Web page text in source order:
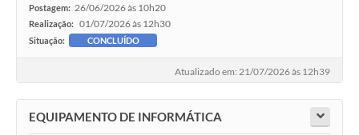
Postagem: 26/06/2026 às 10h20
Realização: 01/07/2026 às 12h30
Situação: CONCLUÍDO
Atualizado em: 21/07/2026 às 12h39
EQUIPAMENTO DE INFORMÁTICA